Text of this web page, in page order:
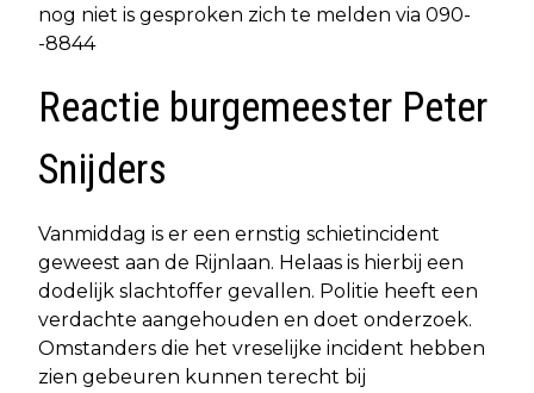
nog niet is gesproken zich te melden via 090-
-8844
Reactie burgemeester Peter
Snijders
Vanmiddag is er een ernstig schietincident
geweest aan de Rijnlaan. Helaas is hierbij een
dodelijk slachtoffer gevallen. Politie heeft een
verdachte aangehouden en doet onderzoek.
Omstanders die het vreselijke incident hebben
zien gebeuren kunnen terecht bij